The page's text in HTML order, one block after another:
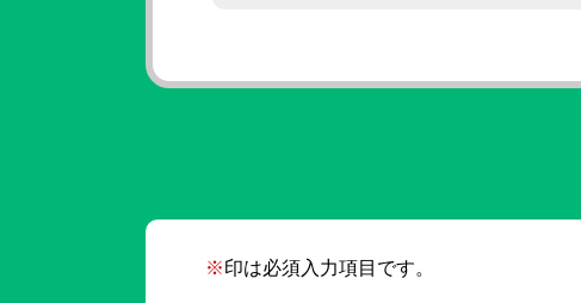
※印は必須入力項目です。